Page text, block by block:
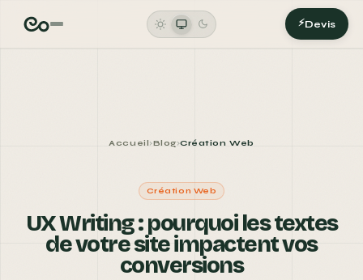
AGENCE DIGITALE FERMER
TÉLÉPHONE
⚡Devis
Accueil›Blog›Création Web
Création Web
UX Writing : pourquoi les textes
de votre site impactent vos
conversions